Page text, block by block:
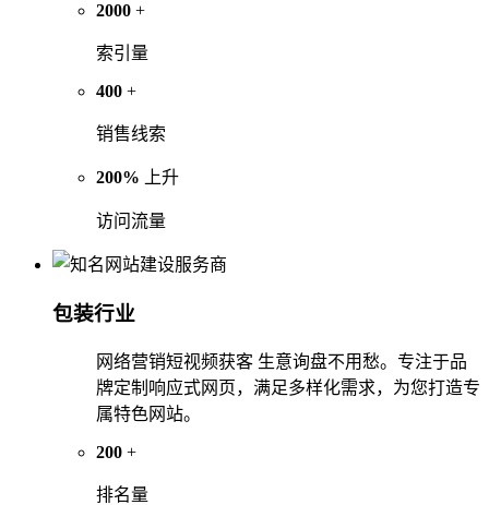
2000 +
索引量
400 +
销售线索
200% 上升
访问流量
包装行业
网络营销短视频获客 生意询盘不用愁。专注于品
牌定制响应式网页，满足多样化需求，为您打造专
属特色网站。
200 +
排名量